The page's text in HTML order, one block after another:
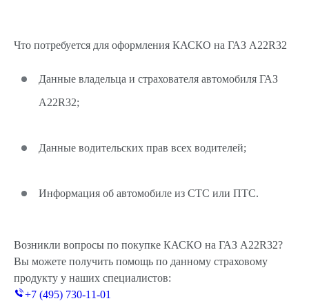
Что потребуется для оформления КАСКО на ГАЗ A22R32
Данные владельца и страхователя автомобиля ГАЗ
A22R32;
Данные водительских прав всех водителей;
Информация об автомобиле из СТС или ПТС.
Возникли вопросы по покупке КАСКО на ГАЗ A22R32?
Вы можете получить помощь по данному страховому
продукту у наших специалистов:
+7 (495) 730-11-01